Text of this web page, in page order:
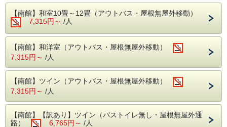
心してご利用いただけます。
〈営業時間〉
15：00～24：00、翌5：00～10：00
・個室カラオケ※一部有料あり
・貸切風呂
・卓球
・麻雀
宿泊日当日13時よりフロントにてご予約を承っておりま
【南館】和室10畳～12畳（アウトバス・屋根無屋外移動）
7,315円～ /人
【南館】和洋室（アウトバス・屋根無屋外移動）
7,315円～ /人
【南館】ツイン（アウトバス・屋根無屋外移動）
7,315円～ /人
【南館】【訳あり】ツイン（バストイレ無し・屋根無屋外通
路）
6,765円～ /人